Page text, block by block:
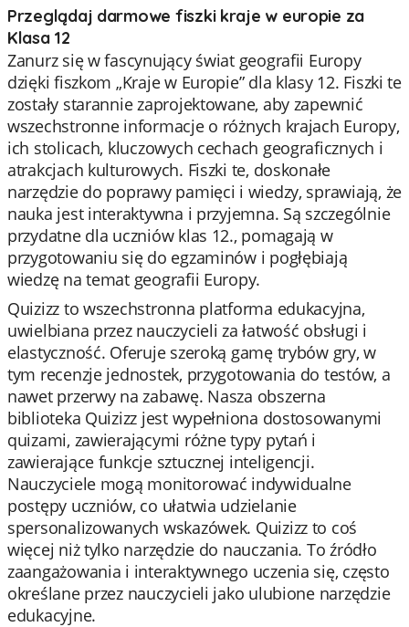
Przeglądaj darmowe fiszki kraje w europie za
Klasa 12
Zanurz się w fascynujący świat geografii Europy
dzięki fiszkom „Kraje w Europie” dla klasy 12. Fiszki te
zostały starannie zaprojektowane, aby zapewnić
wszechstronne informacje o różnych krajach Europy,
ich stolicach, kluczowych cechach geograficznych i
atrakcjach kulturowych. Fiszki te, doskonałe
narzędzie do poprawy pamięci i wiedzy, sprawiają, że
nauka jest interaktywna i przyjemna. Są szczególnie
przydatne dla uczniów klas 12., pomagają w
przygotowaniu się do egzaminów i pogłębiają
wiedzę na temat geografii Europy.
Quizizz to wszechstronna platforma edukacyjna,
uwielbiana przez nauczycieli za łatwość obsługi i
elastyczność. Oferuje szeroką gamę trybów gry, w
tym recenzje jednostek, przygotowania do testów, a
nawet przerwy na zabawę. Nasza obszerna
biblioteka Quizizz jest wypełniona dostosowanymi
quizami, zawierającymi różne typy pytań i
zawierające funkcje sztucznej inteligencji.
Nauczyciele mogą monitorować indywidualne
postępy uczniów, co ułatwia udzielanie
spersonalizowanych wskazówek. Quizizz to coś
więcej niż tylko narzędzie do nauczania. To źródło
zaangażowania i interaktywnego uczenia się, często
określane przez nauczycieli jako ulubione narzędzie
edukacyjne.